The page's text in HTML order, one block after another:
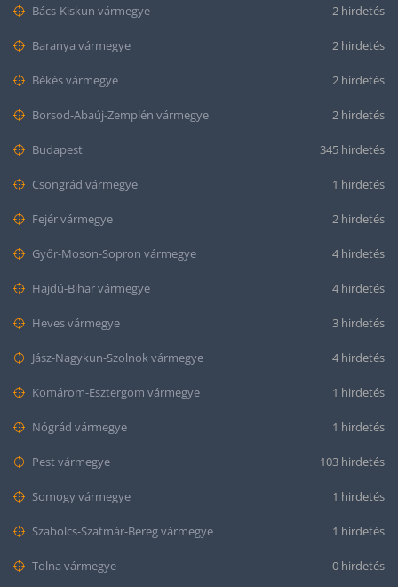
Bács-Kiskun vármegye 2 hirdetés
Baranya vármegye 2 hirdetés
Békés vármegye 2 hirdetés
Borsod-Abaúj-Zemplén vármegye 2 hirdetés
Budapest 345 hirdetés
Csongrád vármegye 1 hirdetés
Fejér vármegye 2 hirdetés
Győr-Moson-Sopron vármegye 4 hirdetés
Hajdú-Bihar vármegye 4 hirdetés
Heves vármegye 3 hirdetés
Jász-Nagykun-Szolnok vármegye 4 hirdetés
Komárom-Esztergom vármegye 1 hirdetés
Nógrád vármegye 1 hirdetés
Pest vármegye 103 hirdetés
Somogy vármegye 1 hirdetés
Szabolcs-Szatmár-Bereg vármegye 1 hirdetés
Tolna vármegye 0 hirdetés